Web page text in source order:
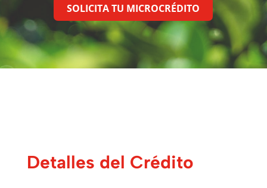
SOLICITA TU MICROCRÉDITO
Detalles del Crédito